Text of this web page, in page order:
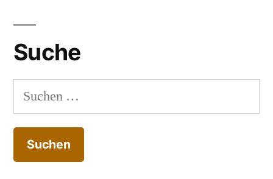
Suche
Suchen
nach: